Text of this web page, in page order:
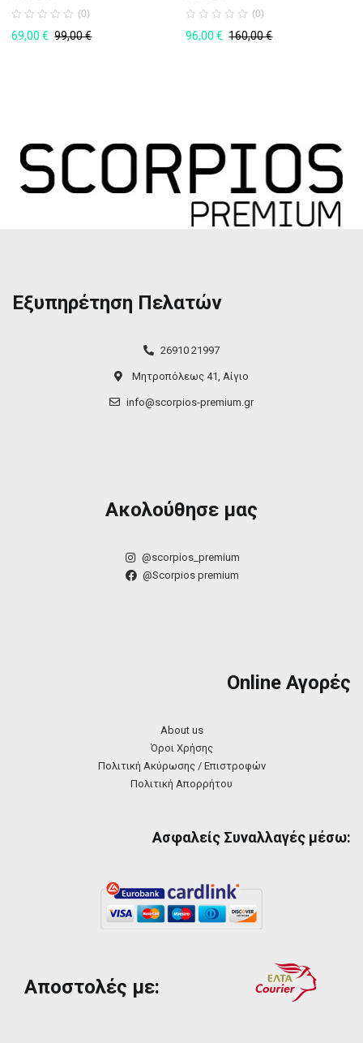
(0)
69,00€ 99,00€
(0)
96,00€ 160,00€
Εξυπηρέτηση Πελατών
26910 21997
Μητροπόλεως 41, Αίγιο
info@scorpios-premium.gr
Ακολούθησε μας
@scorpios_premium
@Scorpios premium
Online Αγορές
About us
Όροι Χρήσης
Πολιτική Ακύρωσης / Επιστροφών
Πολιτική Απορρήτου
Ασφαλείς Συναλλαγές μέσω:
Αποστολές με: